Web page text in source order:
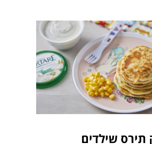
תירס שילדים